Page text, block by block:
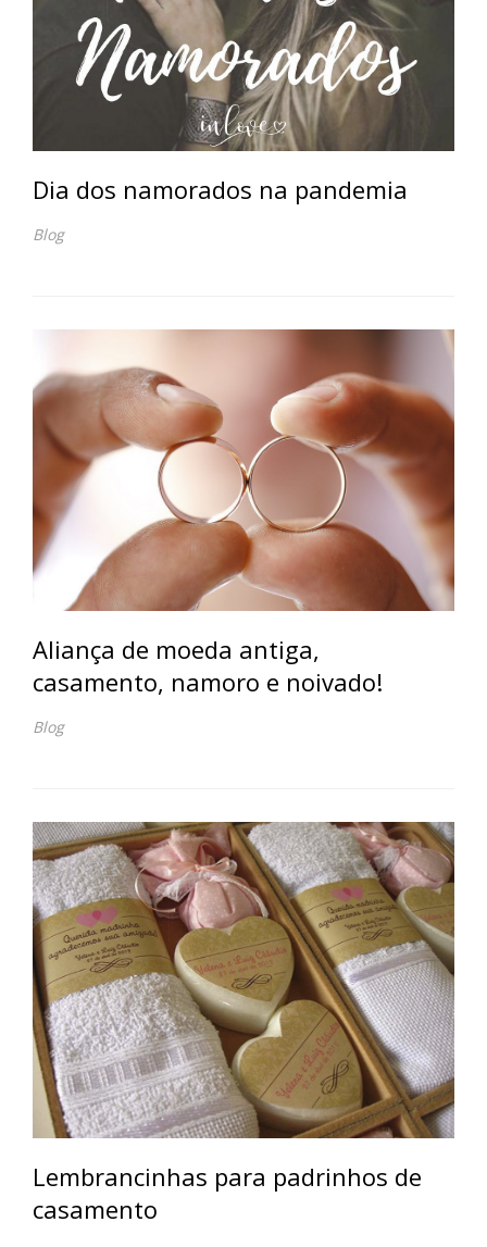
Dia dos namorados na pandemia
Blog
Aliança de moeda antiga,
casamento, namoro e noivado!
Blog
Lembrancinhas para padrinhos de
casamento